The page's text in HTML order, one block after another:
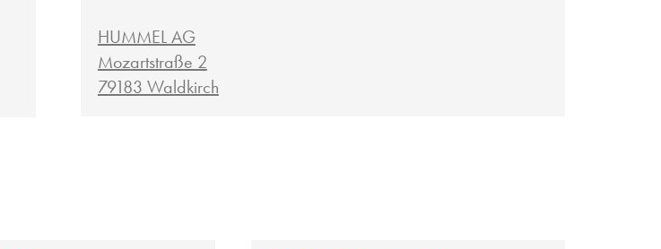
HUMMEL AG
Mozartstraße 2
79183 Waldkirch